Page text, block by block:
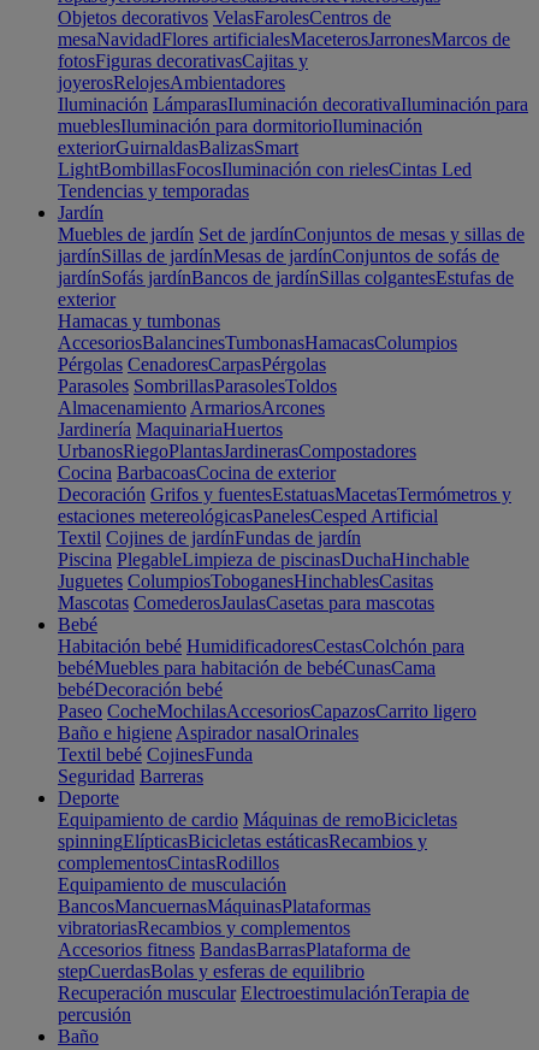
Objetos decorativos VelasFarolesCentros de
mesaNavidadFlores artificialesMaceterosJarronesMarcos de
fotosFiguras decorativasCajitas y
joyerosRelojesAmbientadores
Iluminación LámparasIluminación decorativaIluminación para
mueblesIluminación para dormitorioIluminación
exteriorGuirnaldasBalizasSmart
LightBombillasFocosIluminación con rielesCintas Led
Tendencias y temporadas
Jardín
Muebles de jardín Set de jardínConjuntos de mesas y sillas de
jardínSillas de jardínMesas de jardínConjuntos de sofás de
jardínSofás jardínBancos de jardínSillas colgantesEstufas de
exterior
Hamacas y tumbonas
AccesoriosBalancinesTumbonasHamacasColumpios
Pérgolas CenadoresCarpasPérgolas
Parasoles SombrillasParasolesToldos
Almacenamiento ArmariosArcones
Jardinería MaquinariaHuertos
UrbanosRiegoPlantasJardinerasCompostadores
Cocina BarbacoasCocina de exterior
Decoración Grifos y fuentesEstatuasMacetasTermómetros y
estaciones metereológicasPanelesCesped Artificial
Textil Cojines de jardínFundas de jardín
Piscina PlegableLimpieza de piscinasDuchaHinchable
Juguetes ColumpiosToboganesHinchablesCasitas
Mascotas ComederosJaulasCasetas para mascotas
Bebé
Habitación bebé HumidificadoresCestasColchón para
bebéMuebles para habitación de bebéCunasCama
bebéDecoración bebé
Paseo CocheMochilasAccesoriosCapazosCarrito ligero
Baño e higiene Aspirador nasalOrinales
Textil bebé CojinesFunda
Seguridad Barreras
Deporte
Equipamiento de cardio Máquinas de remoBicicletas
spinningElípticasBicicletas estáticasRecambios y
complementosCintasRodillos
Equipamiento de musculación
BancosMancuernasMáquinasPlataformas
vibratoriasRecambios y complementos
Accesorios fitness BandasBarrasPlataforma de
stepCuerdasBolas y esferas de equilibrio
Recuperación muscular ElectroestimulaciónTerapia de
percusión
Baño